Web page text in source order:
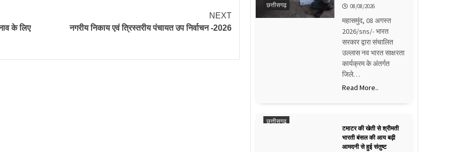
के लिए
NEXT
नगरीय निकाय एवं त्रिस्तरीय पंचायत उप निर्वाचन -2026
छत्तीसगढ़
08/08/2026
महासमुंद, 08 अगस्त
2026/sns/- भारत
सरकार द्वारा संचालित
उल्लास नव भारत साक्षरता
कार्यक्रम के अंतर्गत
जिले…
Read More..
छत्तीसगढ़
टमाटर की खेती से श्रीमती
भारती बंसल की आय बढ़ी
आमदनी से हुई संतुष्ट